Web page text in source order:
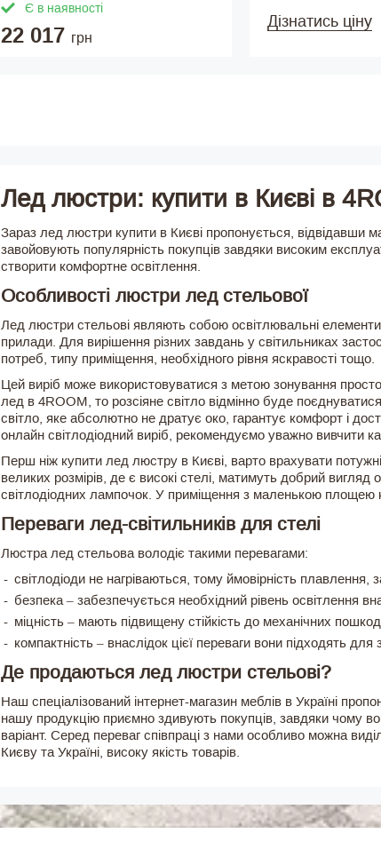
Є в наявності
22 017 грн
Дізнатись ціну
Лед люстри: купити в Києві в
Зараз лед люстри купити в Києві пропонується, відвідавши
завойовують популярність покупців завдяки високим
створити комфортне освітлення.
Особливості люстри лед стельової
Лед люстри стельові являють собою освітлювальні
прилади. Для вирішення різних завдань у світильниках
потреб, типу приміщення, необхідного рівня яскравості тощо.
Цей виріб може використовуватися з метою зонування
лед в 4ROOM, то розсіяне світло відмінно буде
світло, яке абсолютно не дратує око, гарантує комфорт і
онлайн світлодіодний виріб, рекомендуємо уважно вивчити
Перш ніж купити лед люстру в Києві, варто врахувати
великих розмірів, де є високі стелі, матимуть добрий вигляд
світлодіодних лампочок. У приміщення з маленькою площею
Переваги лед-світильників для стелі
Люстра лед стельова володіє такими перевагами:
світлодіоди не нагріваються, тому ймовірність плавлення,
безпека – забезпечується необхідний рівень освітлення
міцність – мають підвищену стійкість до механічних
компактність – внаслідок цієї переваги вони підходять
Де продаються лед люстри стельові?
Наш спеціалізований інтернет-магазин меблів в Україні
нашу продукцію приємно здивують покупців, завдяки чому
варіант. Серед переваг співпраці з нами особливо можна
Києву та Україні, високу якість товарів.